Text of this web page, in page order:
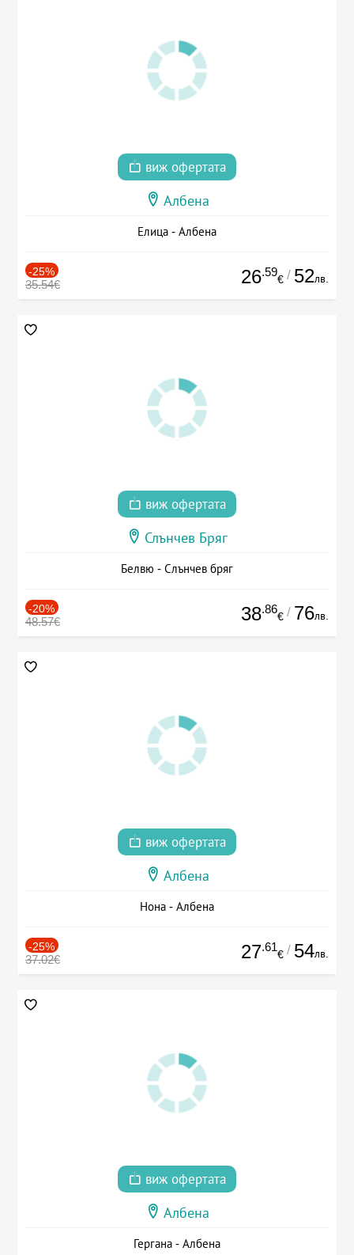
виж офертата
Албена
Елица - Албена
-25%
35.54€ 26.59
€ / 52лв.
виж офертата
Слънчев Бряг
Белвю - Слънчев бряг
-20%
48.57€ 38.86
€ / 76лв.
виж офертата
Албена
Нона - Албена
-25%
37.02€ 27.61
€ / 54лв.
виж офертата
Албена
Гергана - Албена